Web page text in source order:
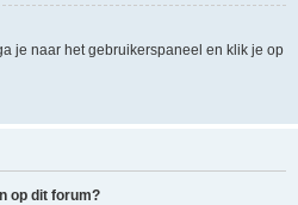
je naar het gebruikerspaneel en klik je op
op dit forum?